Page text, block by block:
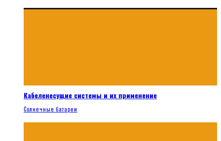
Кабеленесущие системы и их применение
Солнечные батареи